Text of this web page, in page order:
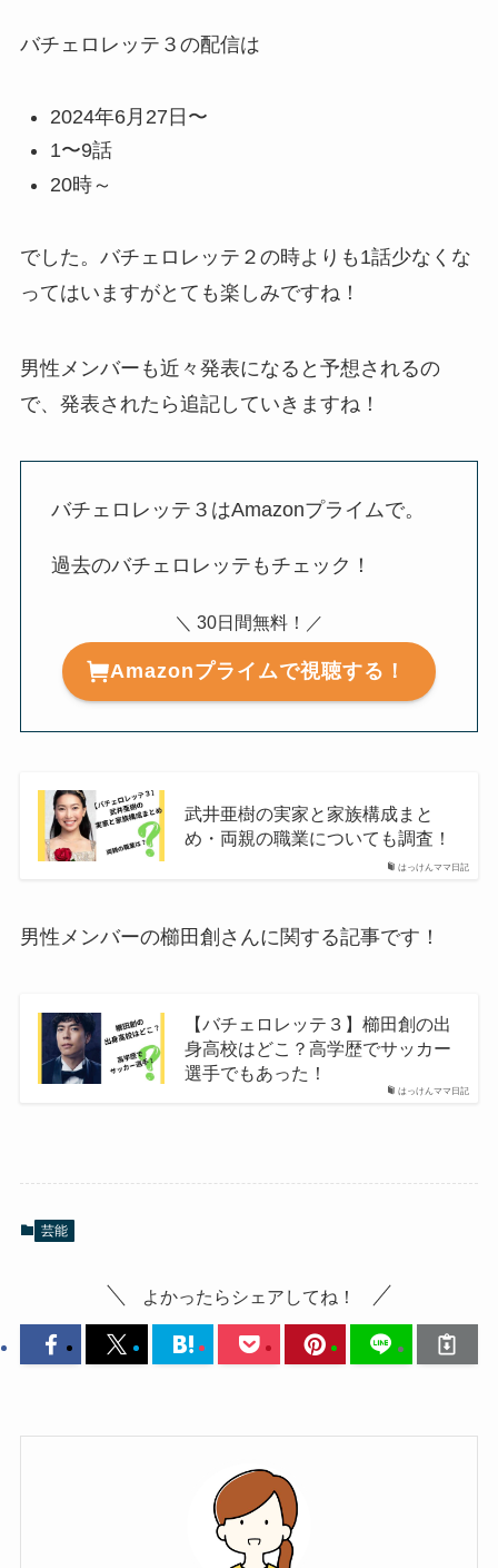
バチェロレッテ３の配信は
2024年6月27日〜
1〜9話
20時～
でした。バチェロレッテ２の時よりも1話少なくな
ってはいますがとても楽しみですね！
男性メンバーも近々発表になると予想されるの
で、発表されたら追記していきますね！
バチェロレッテ３はAmazonプライムで。
過去のバチェロレッテもチェック！
＼ 30日間無料！／
Amazonプライムで視聴する！
はっけんママ日記
武井亜樹の実家と家族構成まと
め・両親の職業についても調査！
男性メンバーの櫛田創さんに関する記事です！
はっけんママ日記
【バチェロレッテ３】櫛田創の出
身高校はどこ？高学歴でサッカー
選手でもあった！
芸能
よかったらシェアしてね！